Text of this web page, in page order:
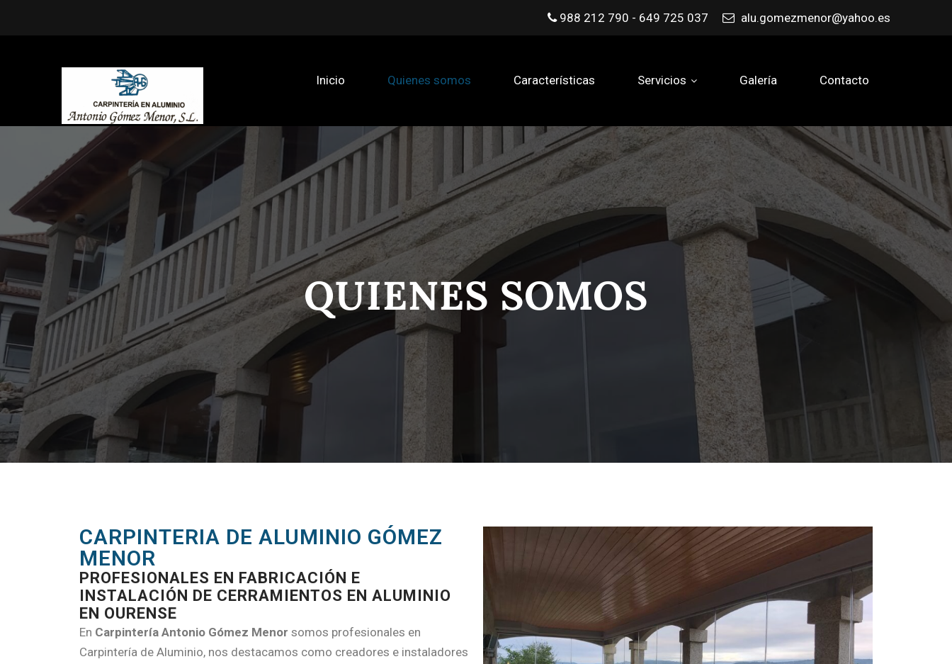
988 212 790 - 649 725 037 alu.gomezmenor@yahoo.es
Inicio Quienes somos Características Servicios Galería Contacto
QUIENES SOMOS
CARPINTERIA DE ALUMINIO GÓMEZ
MENOR
PROFESIONALES EN FABRICACIÓN E
INSTALACIÓN DE CERRAMIENTOS EN ALUMINIO
EN OURENSE
En Carpintería Antonio Gómez Menor somos profesionales en
Carpintería de Aluminio, nos destacamos como creadores e instaladores